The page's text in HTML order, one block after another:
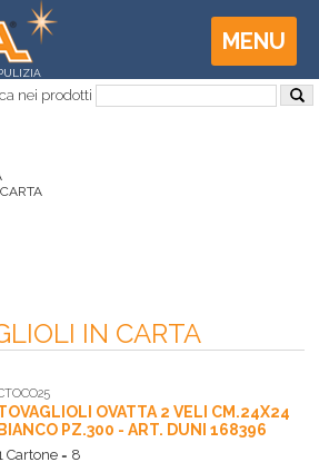
MENU
nei prodotti
IN CARTA
OVATTA 2 VELI CM.24X24
BIANCO PZ.300 - ART. DUNI 168396
Cartone = 8